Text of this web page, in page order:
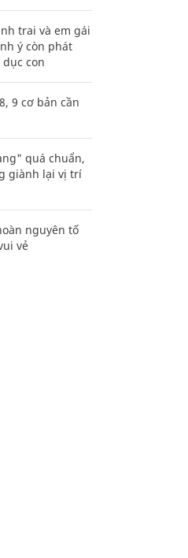
trai và em gái
ý còn phát
con
9 cơ bản cần
quá chuẩn,
giành lại vị trí
nguyên tố
vẻ